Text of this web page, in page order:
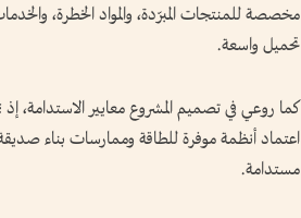
مخصصة للمنتجات المبرّدة، والمواد الخطرة،
تحميل واسعة.
اعتماد أنظمة موفرة للطاقة وممارسات بناء
مستدامة.